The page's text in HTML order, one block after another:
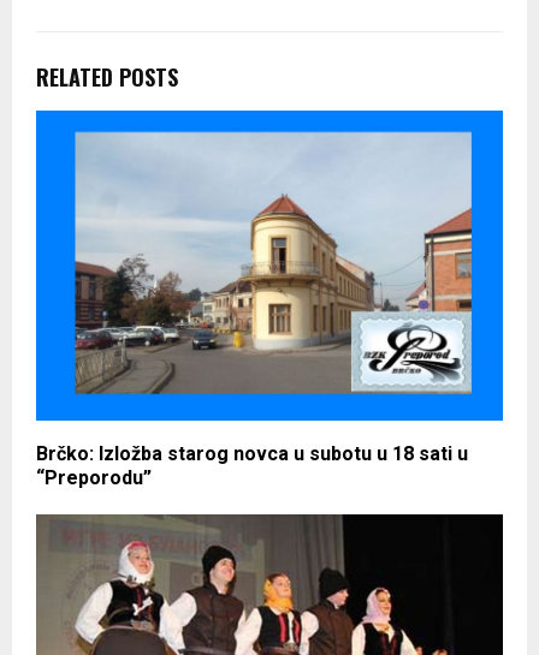
RELATED POSTS
Brčko: Izložba starog novca u subotu u 18 sati u
“Preporodu”